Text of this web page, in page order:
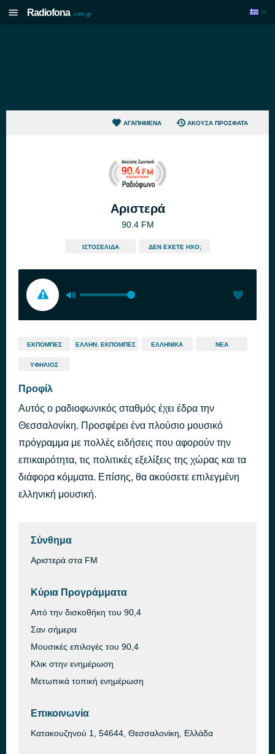
Radiofona .com.gr
ΑΓΑΠΗΜΈΝΑ ΆΚΟΥΣΑ ΠΡΌΣΦΑΤΑ
Αριστερά
90.4 FM
ΙΣΤΟΣΕΛΊΔΑ ΔΕΝ ΈΧΕΤΕ ΉΧΟ;
ΕΚΠΟΜΠΈΣ ΕΛΛΗΝ. ΕΚΠΟΜΠΈΣ ΕΛΛΗΝΙΚΆ ΝΈΑ
ΥΦΉΛΙΟΣ
Προφίλ
Αυτός ο ραδιοφωνικός σταθμός έχει έδρα την
Θεσσαλονίκη. Προσφέρει ένα πλούσιο μουσικό
πρόγραμμα με πολλές ειδήσεις που αφορούν την
επικαιρότητα, τις πολιτικές εξελίξεις της χώρας και τα
διάφορα κόμματα. Επίσης, θα ακούσετε επιλεγμένη
ελληνική μουσική.
Σύνθημα
Αριστερά στα FM
Κύρια Προγράμματα
Από την δισκοθήκη του 90,4
Σαν σήμερα
Μουσικές επιλογές του 90,4
Κλικ στην ενημέρωση
Μετωπικά τοπική ενημέρωση
Επικοινωνία
Κατακουζηνού 1, 54644, Θεσσαλονίκη, Ελλάδα